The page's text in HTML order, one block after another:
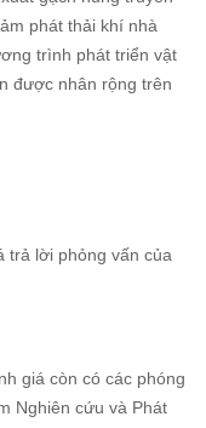
phát thải khí nhà
trình phát triển vật
được nhân rộng trên
trả lời phỏng vấn của
giá còn có các phóng
Nghiên cứu và Phát